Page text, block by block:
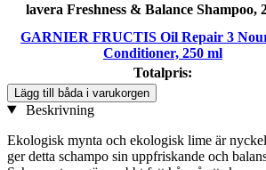
lavera Freshness & Balance Shampoo,
GARNIER FRUCTIS Oil Repair 3
Conditioner, 250 ml
Totalpris:
Lägg till båda i varukorgen
Beskrivning
Ekologisk mynta och ekologisk lime är
ger detta schampo sin uppfriskande och